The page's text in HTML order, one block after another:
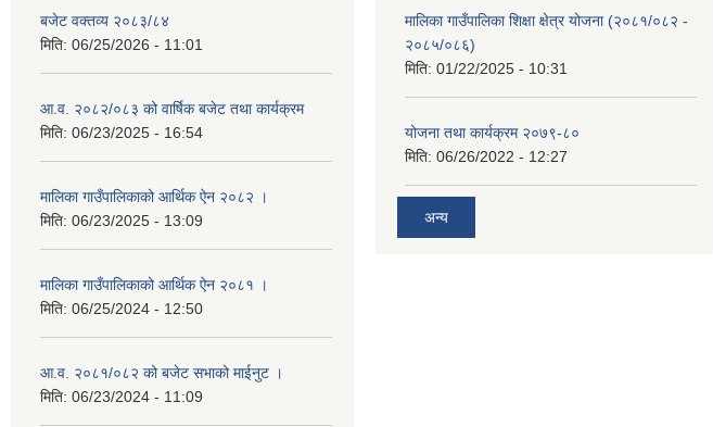
बजेट वक्तव्य २०८३/८४
मिति: 06/25/2026 - 11:01
आ.व. २०८२/०८३ को वार्षिक बजेट तथा कार्यक्रम
मिति: 06/23/2025 - 16:54
मालिका गाउँपालिकाको आर्थिक ऐन २०८२ ।
मिति: 06/23/2025 - 13:09
मालिका गाउँपालिकाको आर्थिक ऐन २०८१ ।
मिति: 06/25/2024 - 12:50
आ.व. २०८१/०८२ को बजेट सभाको माईनुट ।
मिति: 06/23/2024 - 11:09
मालिका गाउँपालिका शिक्षा क्षेत्र योजना (२०८१/०८२ -
२०८५/०८६)
मिति: 01/22/2025 - 10:31
योजना तथा कार्यक्रम २०७९-८०
मिति: 06/26/2022 - 12:27
अन्य